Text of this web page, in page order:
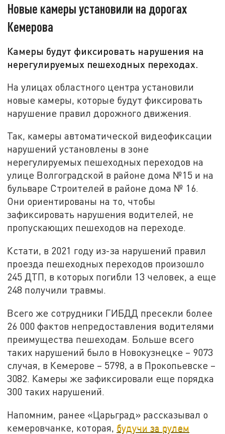
Новые камеры установили на дорогах
Кемерова
Камеры будут фиксировать нарушения на
нерегулируемых пешеходных переходах.
На улицах областного центра установили
новые камеры, которые будут фиксировать
нарушение правил дорожного движения.
Так, камеры автоматической видеофиксации
нарушений установлены в зоне
нерегулируемых пешеходных переходов на
улице Волгоградской в районе дома №15 и на
бульваре Строителей в районе дома № 16.
Они ориентированы на то, чтобы
зафиксировать нарушения водителей, не
пропускающих пешеходов на переходе.
Кстати, в 2021 году из-за нарушений правил
проезда пешеходных переходов произошло
245 ДТП, в которых погибли 13 человек, а еще
248 получили травмы.
Всего же сотрудники ГИБДД пресекли более
26 000 фактов непредоставления водителями
преимущества пешеходам. Больше всего
таких нарушений было в Новокузнецке – 9073
случая, в Кемерове – 5798, а в Прокопьевске –
3082. Камеры же зафиксировали еще порядка
300 таких нарушений.
Напомним, ранее «Царьград» рассказывал о
кемеровчанке, которая, будучи за рулем